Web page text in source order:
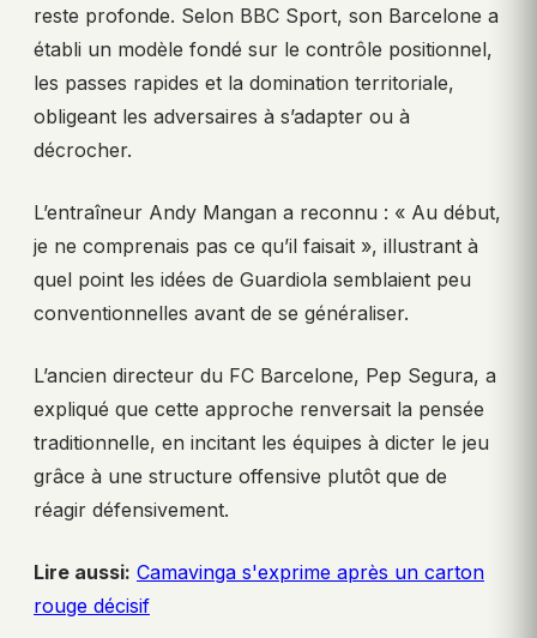
reste profonde. Selon BBC Sport, son Barcelone a
établi un modèle fondé sur le contrôle positionnel,
les passes rapides et la domination territoriale,
obligeant les adversaires à s’adapter ou à
décrocher.
L’entraîneur Andy Mangan a reconnu : « Au début,
je ne comprenais pas ce qu’il faisait », illustrant à
quel point les idées de Guardiola semblaient peu
conventionnelles avant de se généraliser.
L’ancien directeur du FC Barcelone, Pep Segura, a
expliqué que cette approche renversait la pensée
traditionnelle, en incitant les équipes à dicter le jeu
grâce à une structure offensive plutôt que de
réagir défensivement.
Lire aussi: Camavinga s'exprime après un carton
rouge décisif